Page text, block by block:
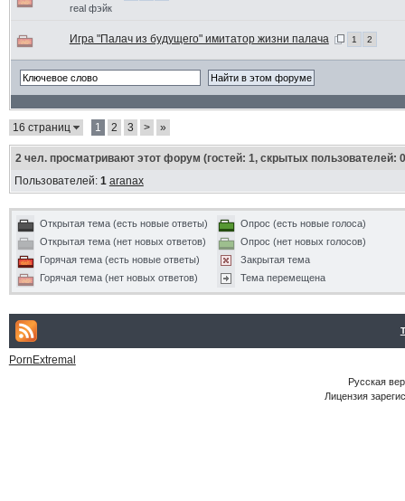
real фэйк
Игра "Палач из будущего" имитатор жизни палача 1 2
16 страниц 1 2 3 > »
2чел. просматривают этот форум (гостей: 1, скрытых пользователей:
Пользователей: 1 aranax
Открытая тема (есть новые ответы)
Открытая тема (нет новых ответов)
Горячая тема (есть новые ответы)
Горячая тема (нет новых ответов)
Опрос (есть новые голоса)
Опрос (нет новых голосов)
Закрытая тема
Тема перемещена
PornExtremal
Русская
Лицензия